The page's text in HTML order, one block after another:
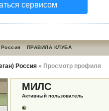
сервисом
ПРАВИЛА КЛУБА
Россия » Просмотр профиля
МИЛС
Активный пользователь